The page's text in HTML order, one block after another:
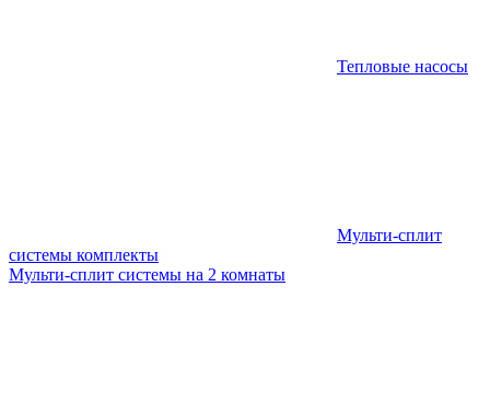
Тепловые насосы
Мульти-сплит
системы комплекты
Мульти-сплит системы на 2 комнаты